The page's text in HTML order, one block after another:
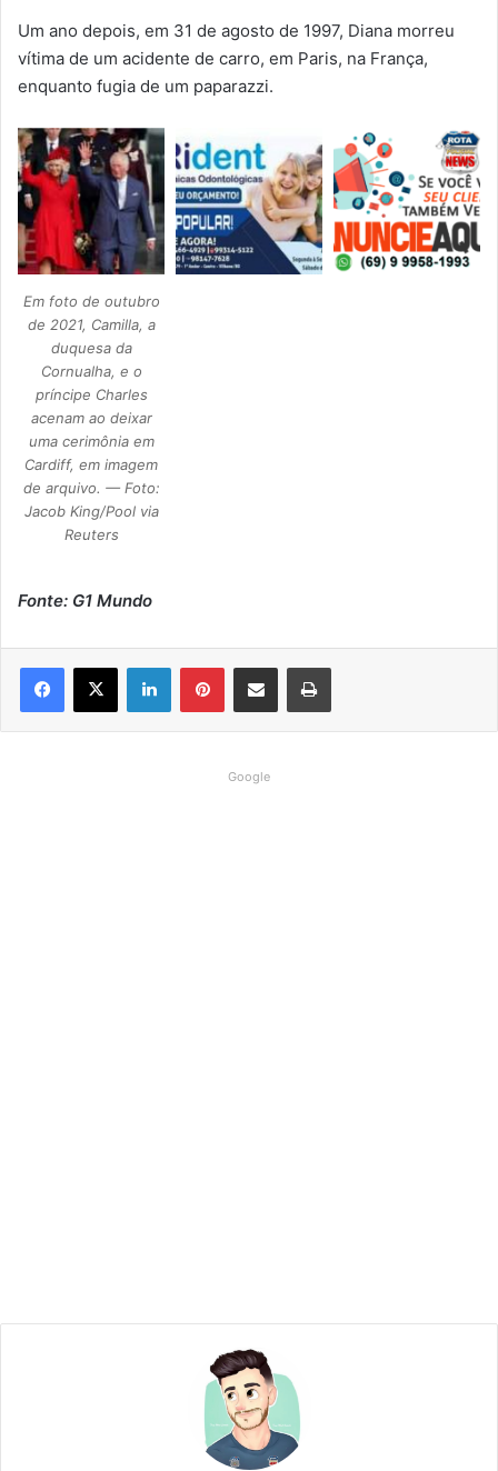
Um ano depois, em 31 de agosto de 1997, Diana morreu
vítima de um acidente de carro, em Paris, na França,
enquanto fugia de um paparazzi.
Em foto de outubro
de 2021, Camilla, a
duquesa da
Cornualha, e o
príncipe Charles
acenam ao deixar
uma cerimônia em
Cardiff, em imagem
de arquivo. — Foto:
Jacob King/Pool via
Reuters
Fonte: G1 Mundo
Google